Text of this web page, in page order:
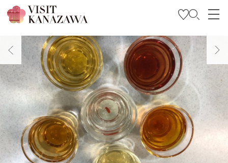
บทความพิเศษ
สถานที่ท่องเที่ยว
วางแผนการท่องเที่ยวของคุณ
Travel Trade and Media
Languages